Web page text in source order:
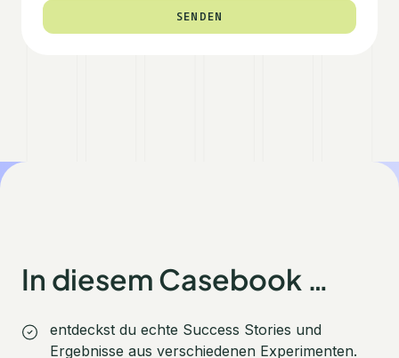
In diesem Casebook …
entdeckst du echte Success Stories und
Ergebnisse aus verschiedenen Experimenten.